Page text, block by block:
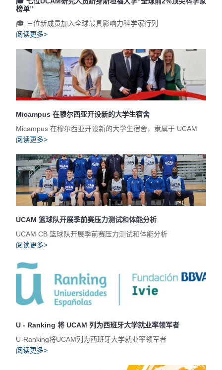
榜单”
🎓 三位新成员加入全球最具影响力科学家行列
阅读更多>
Micampus 在穆尔西亚开设新的大学生宿舍
Micampus 在穆尔西亚开设新的大学生宿舍，隶属于 UCAM
阅读更多>
UCAM 篮球队开展季前赛压力测试和体能分析
UCAM CB 篮球队开展季前赛压力测试和体能分析
阅读更多>
U - Ranking 将 UCAM 列为西班牙大学就业率领军者
U-Ranking将UCAM列为西班牙大学就业率领军者
阅读更多>